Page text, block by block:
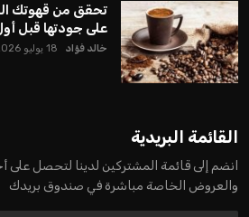
على جودتها قبل
خالد فؤاد 18 يوليو 2026
القائمة البريدية
انضم إلى قائمة المشتركين لدينا لتحصل على
والعروض الخاصة مباشرة في صندوق بريدك